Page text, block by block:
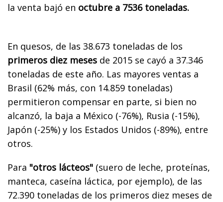
la venta bajó en octubre a 7536 toneladas.
En quesos, de las 38.673 toneladas de los
primeros diez meses de 2015 se cayó a 37.346
toneladas de este año. Las mayores ventas a
Brasil (62% más, con 14.859 toneladas)
permitieron compensar en parte, si bien no
alcanzó, la baja a México (-76%), Rusia (-15%),
Japón (-25%) y los Estados Unidos (-89%), entre
otros.
Para "otros lácteos" (suero de leche, proteínas,
manteca, caseína láctica, por ejemplo), de las
72.390 toneladas de los primeros diez meses de